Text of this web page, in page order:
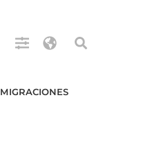
MIGRACIONES